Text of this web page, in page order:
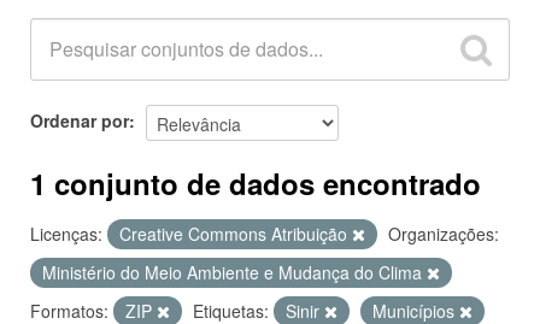
Ordenar por
1 conjunto de dados encontrado
Licenças: Creative Commons Atribuição
Organizações:
Ministério do Meio Ambiente e Mudança do Clima
Formatos:
ZIP Etiquetas: Sinir
Municípios